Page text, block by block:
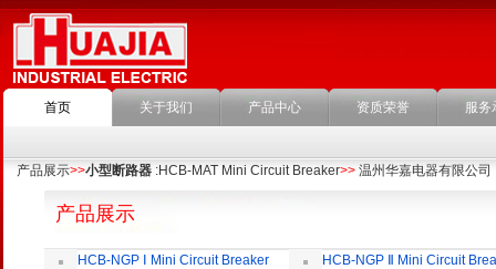
首页 关于我们 产品中心 资质荣誉 服务
产品展示>>小型断路器 :HCB-MAT Mini Circuit Breaker>> 温州华嘉电器有限公司
产品展示
HCB-NGP Ⅰ Mini Circuit Breaker
HCB-NGP Ⅱ Mini Circuit